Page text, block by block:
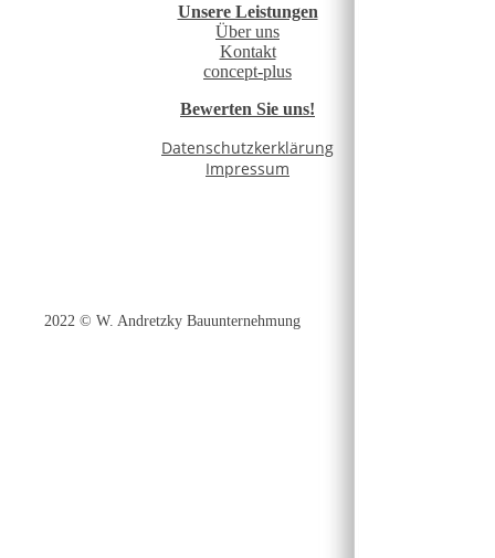
Unsere Leistungen
Über uns
Kontakt
concept-plus
Bewerten Sie uns!
Datenschutzkerklärung
Impressum
2022 © W. Andretzky Bauunternehmung